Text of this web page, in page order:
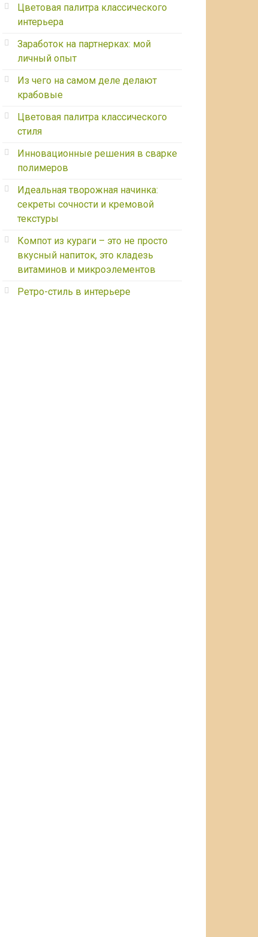
Цветовая палитра классического
интерьера
Заработок на партнерках: мой
личный опыт
Из чего на самом деле делают
крабовые
Цветовая палитра классического
стиля
Инновационные решения в сварке
полимеров
Идеальная творожная начинка:
секреты сочности и кремовой
текстуры
Компот из кураги – это не просто
вкусный напиток, это кладезь
витаминов и микроэлементов
Ретро-стиль в интерьере